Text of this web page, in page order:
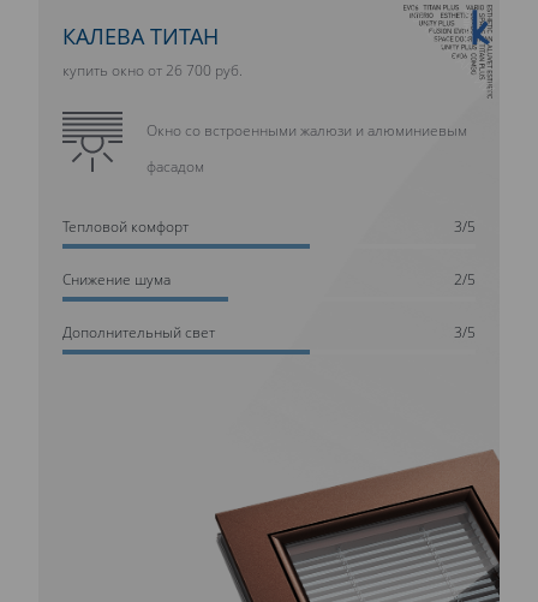
10 ЛЕТ ГАРАНТИИ
КАЛЕВА ТИТАН
купить окно от 26 700 руб.
Окно со встроенными жалюзи и алюминиевым
фасадом
Тепловой комфорт 3/5
Cнижение шума 2/5
Дополнительный свет 3/5